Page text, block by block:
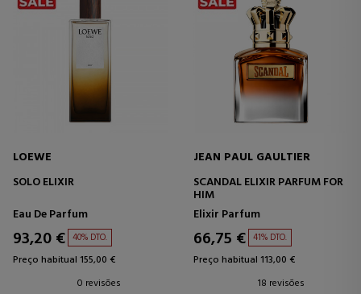
LOEWE
SOLO ELIXIR
Eau De Parfum
93,20 € 40% DTO.
Preço habitual 155,00 €
0 revisões
JEAN PAUL GAULTIER
SCANDAL ELIXIR PARFUM FOR
HIM
Elixir Parfum
66,75 € 41% DTO.
Preço habitual 113,00 €
18 revisões